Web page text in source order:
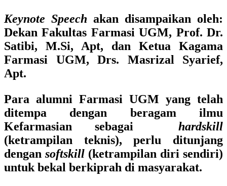
Keynote Speech akan disampaikan oleh:
Dekan Fakultas Farmasi UGM, Prof. Dr.
Satibi, M.Si, Apt, dan Ketua Kagama
Farmasi UGM, Drs. Masrizal Syarief,
Apt.
Para alumni Farmasi UGM yang telah
ditempa dengan beragam ilmu
Kefarmasian sebagai hardskill
(ketrampilan teknis), perlu ditunjang
dengan softskill (ketrampilan diri sendiri)
untuk bekal berkiprah di masyarakat.